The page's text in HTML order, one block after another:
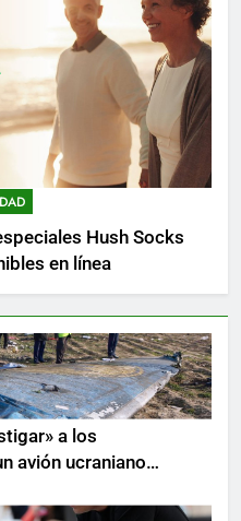
Hush Socks
en línea
a los
avión ucraniano